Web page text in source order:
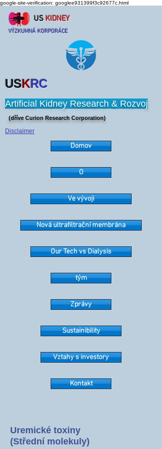
google-site-verification: googlee931399f3c92677c.html
US KIDNEY
VÝZKUMNÁ KORPORÁCE
(dříve Curion Research Corporation)
USKRC
Artificial Kidney Research & Rozvoj
Disclaimer
Domov
O
Ve vývoji
Nová ultrafiltrační membrána
Our Tech vs Dialysis
tým
Zprávy
Sustainibility
Vztahy s investory
Kontakt
Uremické toxiny
(Střední molekuly)